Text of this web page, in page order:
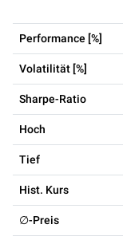
Performance [%]
Volatilität [%]
Sharpe-Ratio
Hoch
Tief
Hist. Kurs
∅-Preis